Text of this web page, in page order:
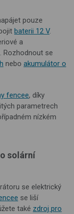
pouze
baterii 12 V.
a
Rozhodnout se
nebo akumulátor o
fencee, díky
parametrech
nízkém
solární
se elektrický
se liší
také zdroj pro